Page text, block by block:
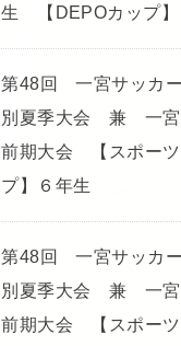
生 【DEPOカップ】
第48回 一宮サッカ
別夏季大会 兼 一宮
前期大会 【スポーツ
プ】６年生
第48回 一宮サッカ
別夏季大会 兼 一宮
前期大会 【スポーツ